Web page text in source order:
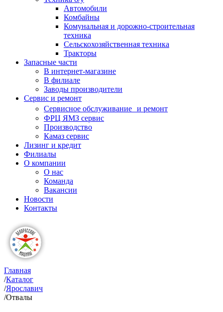
Автомобили
Комбайны
Комунальная и дорожно-строительная
техника
Сельскохозяйственная техника
Тракторы
Запасные части
В интернет-магазине
В филиале
Заводы производители
Сервис и ремонт
Сервисное обслуживание и ремонт
ФРЦ ЯМЗ сервис
Производство
Камаз сервис
Лизинг и кредит
Филиалы
О компании
О нас
Команда
Вакансии
Новости
Контакты
Главная
/Каталог
/Ярославич
/Отвалы